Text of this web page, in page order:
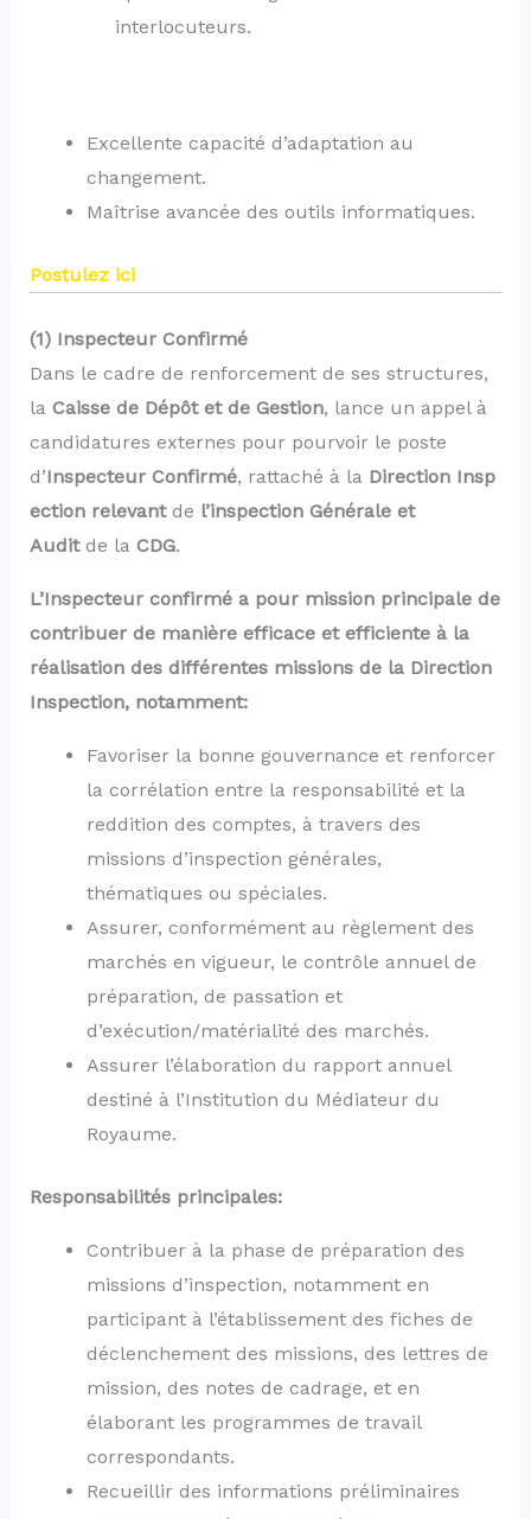
interlocuteurs.
Excellente capacité d’adaptation au
changement.
Maîtrise avancée des outils informatiques.
Postulez ici
(1) Inspecteur Confirmé
Dans le cadre de renforcement de ses structures,
la Caisse de Dépôt et de Gestion, lance un appel à
candidatures externes pour pourvoir le poste
d’Inspecteur Confirmé, rattaché à la Direction Insp
ection relevant de l’inspection Générale et
Audit de la CDG.
L’Inspecteur confirmé a pour mission principale de
contribuer de manière efficace et efficiente à la
réalisation des différentes missions de la Direction
Inspection, notamment:
Favoriser la bonne gouvernance et renforcer
la corrélation entre la responsabilité et la
reddition des comptes, à travers des
missions d’inspection générales,
thématiques ou spéciales.
Assurer, conformément au règlement des
marchés en vigueur, le contrôle annuel de
préparation, de passation et
d’exécution/matérialité des marchés.
Assurer l’élaboration du rapport annuel
destiné à l’Institution du Médiateur du
Royaume.
Responsabilités principales:
Contribuer à la phase de préparation des
missions d’inspection, notamment en
participant à l’établissement des fiches de
déclenchement des missions, des lettres de
mission, des notes de cadrage, et en
élaborant les programmes de travail
correspondants.
Recueillir des informations préliminaires